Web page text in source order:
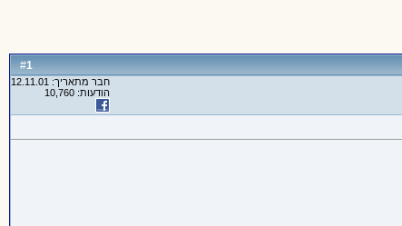
#
1
חבר מתאריך: 12.11.01
הודעות: 10,760